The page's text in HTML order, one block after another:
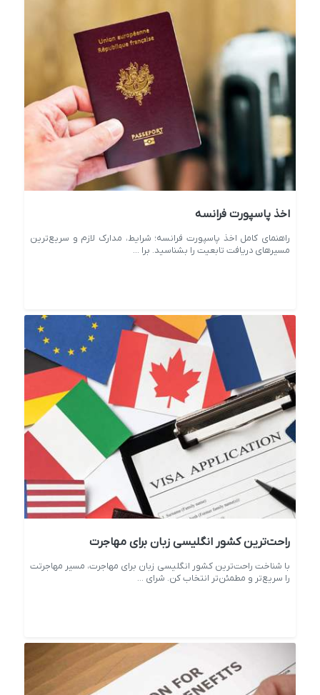
اخذ پاسپورت فرانسه
راهنمای کامل اخذ پاسپورت فرانسه؛ شرایط، مدارک لازم و سریع‌ترین
مسیرهای دریافت تابعیت را بشناسید. برا ...
راحت‌ترین کشور انگلیسی زبان برای مهاجرت
با شناخت راحت‌ترین کشور انگلیسی زبان برای مهاجرت، مسیر مهاجرتت
را سریع‌تر و مطمئن‌تر انتخاب کن. شرای ...